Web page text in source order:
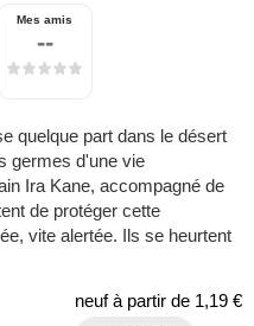
Mes amis
--
quelque part dans le désert
germes d'une vie
Ira Kane, accompagné de
de protéger cette
vite alertée. Ils se heurtent
neuf à partir de 1,19 €